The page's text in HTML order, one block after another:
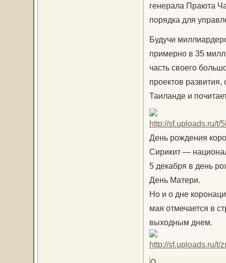
генерала Праюта
порядка для
Будучи
примерно в 35
часть своего
проектов
Таиланде и
День рождения
Сирикит —
5 декабря в день
День Матери.
Но и о дне
мая отмечается в
выходным днем.